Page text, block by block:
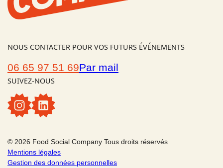
NOUS CONTACTER POUR VOS FUTURS ÉVÉNEMENTS
06 65 97 51 69Par mail
SUIVEZ-NOUS
InstagramLinkedin
© 2026 Food Social Company Tous droits réservés
Mentions légales
Gestion des données personnelles